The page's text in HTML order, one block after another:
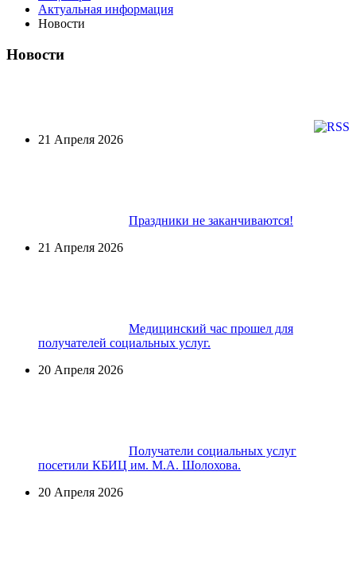
Актуальная информация
Новости
Новости
21 Апреля 2026
Праздники не заканчиваются!
21 Апреля 2026
Медицинский час прошел для
получателей социальных услуг.
20 Апреля 2026
Получатели социальных услуг
посетили КБИЦ им. М.А. Шолохова.
20 Апреля 2026